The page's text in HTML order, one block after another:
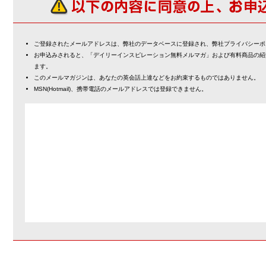
ご登録されたメールアドレスは、弊社のデータベースに登録され、弊社プライバシー
お申込みされると、「デイリーインスピレーション無料メルマガ」および有料商品の
ます。
このメールマガジンは、あなたの英会話上達などをお約束するものではありません。
MSN(Hotmail)、携帯電話のメールアドレスでは登録できません。